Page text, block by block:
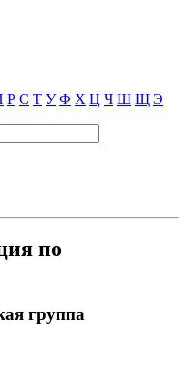
Р С Т У Ф Х Ц Ч Ш Щ Э
по
группа